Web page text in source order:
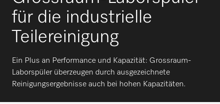
für die industrielle
Teilereinigung
Ein Plus an Performance und Kapazität: Grossraum-
Laborspüler überzeugen durch ausgezeichnete
Reinigungsergebnisse auch bei hohen Kapazitäten.